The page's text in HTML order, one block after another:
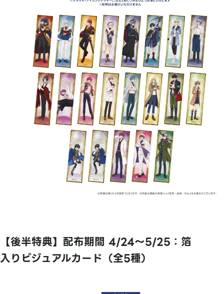
【後半特典】配布期間 4/24～5/25：箔
入りビジュアルカード（全5種）